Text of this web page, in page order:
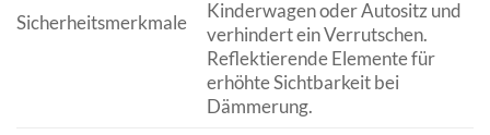
Sicherheitsmerkmale
Kinderwagen oder Autositz und
verhindert ein Verrutschen.
Reflektierende Elemente für
erhöhte Sichtbarkeit bei
Dämmerung.